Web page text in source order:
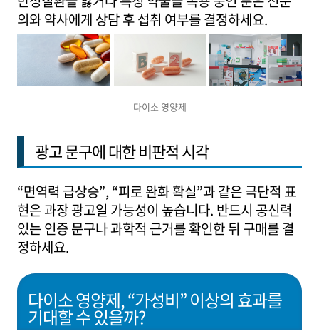
의와 약사에게 상담 후 섭취 여부를 결정하세요.
다이소 영양제
광고 문구에 대한 비판적 시각
“면역력 급상승”, “피로 완화 확실”과 같은 극단적 표
현은 과장 광고일 가능성이 높습니다. 반드시 공신력
있는 인증 문구나 과학적 근거를 확인한 뒤 구매를 결
정하세요.
다이소 영양제, “가성비” 이상의 효과를
기대할 수 있을까?